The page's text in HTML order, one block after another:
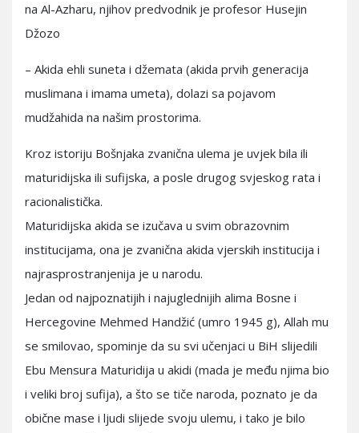
na Al-Azharu, njihov predvodnik je profesor Husejin
Džozo
– Akida ehli suneta i džemata (akida prvih generacija
muslimana i imama umeta), dolazi sa pojavom
mudžahida na našim prostorima.
Kroz istoriju Bošnjaka zvanična ulema je uvjek bila ili
maturidijska ili sufijska, a posle drugog svjeskog rata i
racionalistička.
Maturidijska akida se izučava u svim obrazovnim
institucijama, ona je zvanična akida vjerskih institucija i
najrasprostranjenija je u narodu.
Jedan od najpoznatijih i najuglednijih alima Bosne i
Hercegovine Mehmed Handžić (umro 1945 g), Allah mu
se smilovao, spominje da su svi učenjaci u BiH slijedili
Ebu Mensura Maturidija u akidi (mada je među njima bio
i veliki broj sufija), a što se tiče naroda, poznato je da
obične mase i ljudi slijede svoju ulemu, i tako je bilo